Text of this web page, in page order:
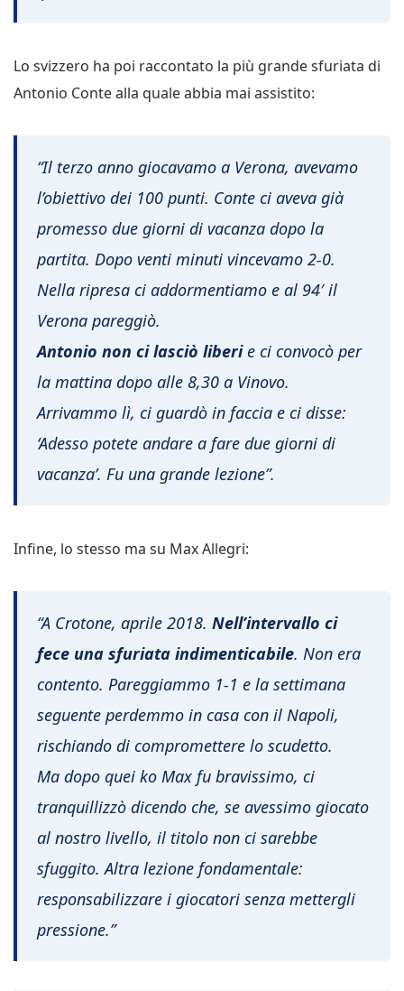
Lo svizzero ha poi raccontato la più grande sfuriata di
Antonio Conte alla quale abbia mai assistito:
“Il terzo anno giocavamo a Verona, avevamo
l’obiettivo dei 100 punti. Conte ci aveva già
promesso due giorni di vacanza dopo la
partita. Dopo venti minuti vincevamo 2-0.
Nella ripresa ci addormentiamo e al 94′ il
Verona pareggiò.
Antonio non ci lasciò liberie ci convocò per
la mattina dopo alle 8,30 a Vinovo.
Arrivammo lì, ci guardò in faccia e ci disse:
‘Adesso potete andare a fare due giorni di
vacanza’. Fu una grande lezione”.
Infine, lo stesso ma su Max Allegri:
“A Crotone, aprile 2018. Nell’intervallo ci
fece una sfuriata indimenticabile. Non era
contento. Pareggiammo 1-1 e la settimana
seguente perdemmo in casa con il Napoli,
rischiando di compromettere lo scudetto.
Ma dopo quei ko Max fu bravissimo, ci
tranquillizzò dicendo che, se avessimo giocato
al nostro livello, il titolo non ci sarebbe
sfuggito. Altra lezione fondamentale:
responsabilizzare i giocatori senza mettergli
pressione.”